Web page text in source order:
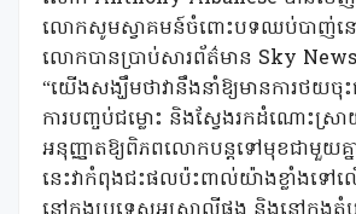
លោកសូមស្វាគមន៍ចំពោះបទឈប់បាញ់ន
លោកបានប្រាប់សារព័ត៌មាន Sky
“យើងសង្ឃឹមថាវានឹងនាំឱ្យមានការថយចុ
ការបញ្ចប់ជម្លោះ និងស្វែងរកដំណោះស្
អនុញ្ញាតឱ្យពិភពលោកបន្តទៅមុខជាមួយគ្ន
នេះវាកំពុងជះផលប៉ះពាល់យ៉ាងខ្លាំងទៅ